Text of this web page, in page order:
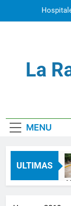
El Cesar en
La
MENU
ULTIMAS
vendaval en